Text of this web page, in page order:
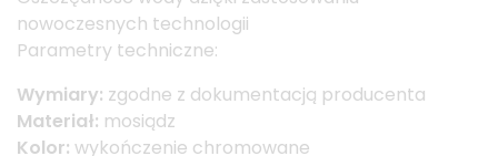
nowoczesnych technologii
Parametry techniczne:
Wymiary: zgodne z dokumentacją producenta
Materiał: mosiądz
Kolor: wykończenie chromowane